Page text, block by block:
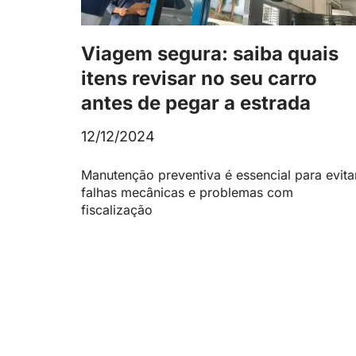
Viagem segura: saiba quais
itens revisar no seu carro
antes de pegar a estrada
12/12/2024
Manutenção preventiva é essencial para
falhas mecânicas e problemas com
fiscalização